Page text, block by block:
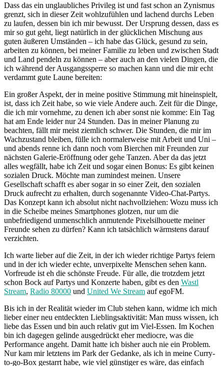
Dass das ein unglaubliches Privileg ist und fast schon an Zynismus
grenzt, sich in dieser Zeit wohlzufühlen und lachend durchs Leben
zu laufen, dessen bin ich mir bewusst. Der Ursprung dessen, dass es
mir so gut geht, liegt natürlich in der glücklichen Mischung aus
guten äußeren Umständen – ich habe das Glück, gesund zu sein,
arbeiten zu können, bei meiner Familie zu leben und zwischen Stadt
und Land pendeln zu können – aber auch an den vielen Dingen, die
ich während der Ausgangssperre so machen kann und die mir echt
verdammt gute Laune bereiten:
Ein großer Aspekt, der in meine positive Stimmung mit hineinspielt,
ist, dass ich Zeit habe, so wie viele Andere auch. Zeit für die Dinge,
die ich mir vornehme, zu denen ich aber sonst nie komme: Ein Tag
hat am Ende leider nur 24 Stunden. Das in meiner Planung zu
beachten, fällt mir meist ziemlich schwer. Die Stunden, die mir im
Wachzustand bleiben, fülle ich normalerweise mit Arbeit und Uni –
und abends renne ich dann noch vom Bierchen mit Freunden zur
nächsten Galerie-Eröffnung oder gehe Tanzen. Aber da das jetzt
alles wegfällt, habe ich Zeit und sogar einen Bonus: Es gibt keinen
sozialen Druck. Möchte man zumindest meinen. Unsere
Gesellschaft schafft es aber sogar in so einer Zeit, den sozialen
Druck aufrecht zu erhalten, durch sogenannte Video-Chat-Partys.
Das Konzept kann ich absolut nicht nachvollziehen: Wozu muss ich
in die Scheibe meines Smartphones glotzen, nur um die
unbefriedigend unmenschlich anmutende Pixelsilhouette meiner
Freunde sehen zu dürfen? Kann ich tatsächlich wärmstens darauf
verzichten.
Ich warte lieber auf die Zeit, in der ich wieder richtige Partys feiern
und in der ich wieder echte, unverpixelte Menschen sehen kann.
Vorfreude ist eh die schönste Freude. Für alle, die trotzdem jetzt
schon Bock auf Partys und Konzerte haben, gibt es den Wastl
Stream, Radio 80000 und United We Stream auf egoFM.
Bis ich in der Realität wieder im Club stehen kann, widme ich mich
lieber einer neu entdeckten Lieblingsaktivität: Man muss wissen, ich
liebe das Essen und bin auch relativ gut im Viel-Essen. Im Kochen
bin ich dagegen gelinde ausgedrückt eher mediocre, was die
Performance angeht. Damit hatte ich bisher auch nie ein Problem.
Nur kam mir letztens im Park der Gedanke, als ich in meine Curry-
to-go-Box gestarrt habe, wie viel günstiger es wäre, das einfach